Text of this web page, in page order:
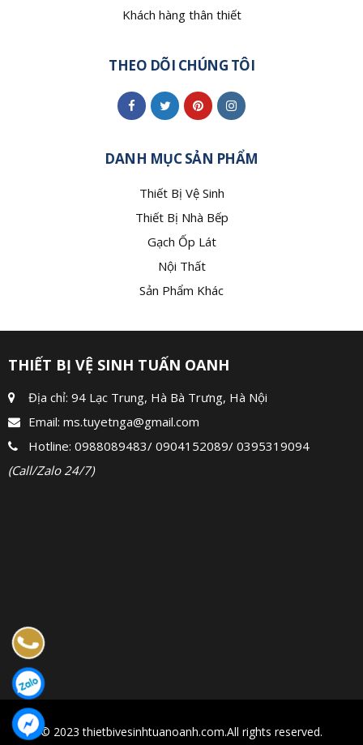
Khách hàng thân thiết
THEO DÕI CHÚNG TÔI
DANH MỤC SẢN PHẨM
Thiết Bị Vệ Sinh
Thiết Bị Nhà Bếp
Gạch Ốp Lát
Nội Thất
Sản Phẩm Khác
THIẾT BỊ VỆ SINH TUẤN OANH
Địa chỉ: 94 Lạc Trung, Hà Bà Trưng, Hà Nội
Email: ms.tuyetnga@gmail.com
Hotline: 0988089483/ 0904152089/ 0395319094
(Call/Zalo 24/7)
© 2023 thietbivesinhtuanoanh.com.All rights reserved.